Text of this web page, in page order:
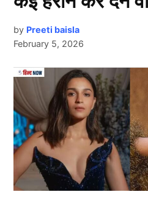
Asia Cup 2025
दरअसल टी20 वर्ल्ड कप 2026
2025 (Asia Cup 2025) का
रहा है। इस मेगा इवेंट से पहलेटीम
by Preeti baisla
February 5, 2026